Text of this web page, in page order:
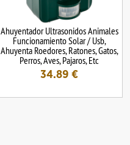
Ahuyentador Ultrasonidos Animales
Funcionamiento Solar / Usb,
Ahuyenta Roedores, Ratones, Gatos,
Perros, Aves, Pajaros, Etc
34.89 €